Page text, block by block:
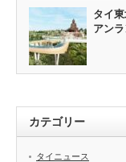
タイ
アン
カテゴリー
タイニュース